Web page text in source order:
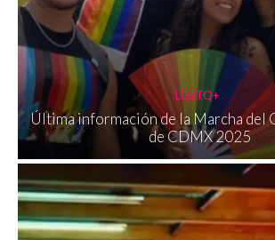
LGBTQ+
Última información de la Marcha del
de CDMX 2025